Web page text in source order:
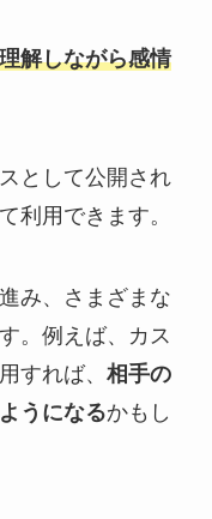
解しながら感情
として公開され
利用できます。
み、さまざまな
。例えば、カス
すれば、 相手の
うになるかもし